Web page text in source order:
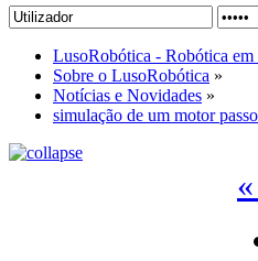
LusoRobótica - Robótica em
Sobre o LusoRobótica »
Notícias e Novidades »
simulação de um motor